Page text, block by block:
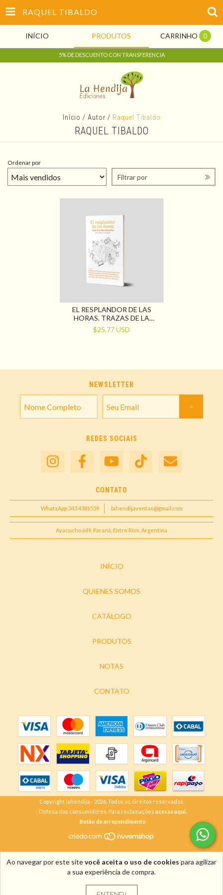
RAQUEL TIBALDO
INÍCIO PRODUTOS CARRINHO 0
5% DE DESCUENTO CON TRANSFERENCIA
Ao navegar por este sitevocê aceita o uso de cookies para agilizar
a sua experiência de compra.
Início / Autor / Raquel Tibaldo
RAQUEL TIBALDO
Ordenar por
Filtrar por
EL RESPLANDOR DE LAS
HORAS. TRAZAS DE LA
EDUCACIÓN PÚBLICA
$25.77 USD
NEWSLETTER
REDES SOCIAIS
CONTATO
WhatsApp 343 4381539 lahendijaventas@gmail.com
Ayacucho 649, Paraná, Entre Ríos, Argentina
INÍCIO
QUIENES SOMOS
CATÁLOGO
PRODUTOS
NOTAS
CONTATO
Copyright lahendija - 2026. Todos os direitos reservados.
Defesa dos consumidores. Para reclamações acesse aqui.
Botão de arrependimento